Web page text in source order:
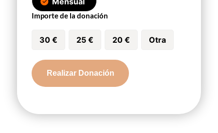
Importe de la donación
30 € 25 € 20 € Otra
Zanele
cantidadRealizar Donación